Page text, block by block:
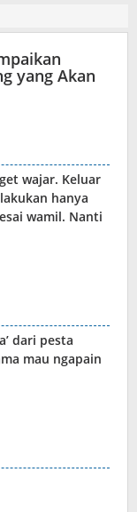
yang Akan
wajar. Keluar
hanya
wamil. Nanti
dari pesta
mau ngapain